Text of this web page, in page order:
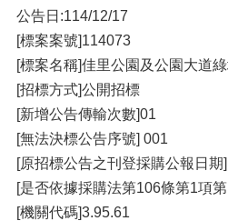
公告日:114/12/17
[標案案號]114073
[標案名稱]佳里公園及公園大道
[招標方式]公開招標
[新增公告傳輸次數]01
[無法決標公告序號] 001
[原招標公告之刊登採購公報日期
[是否依據採購法第106條第1項
[機關代碼]3.95.61